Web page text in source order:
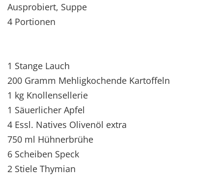
Ausprobiert, Suppe
4 Portionen
1 Stange Lauch
200 Gramm Mehligkochende Kartoffeln
1 kg Knollensellerie
1 Säuerlicher Apfel
4 Essl. Natives Olivenöl extra
750 ml Hühnerbrühe
6 Scheiben Speck
2 Stiele Thymian